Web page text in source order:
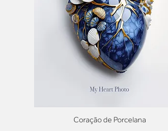
Coração de Porcelana